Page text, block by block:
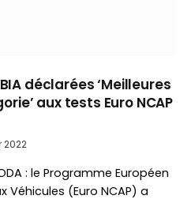
déclarées ‘Meilleures
aux tests Euro NCAP
2022
: le Programme Européen
Véhicules (Euro NCAP) a